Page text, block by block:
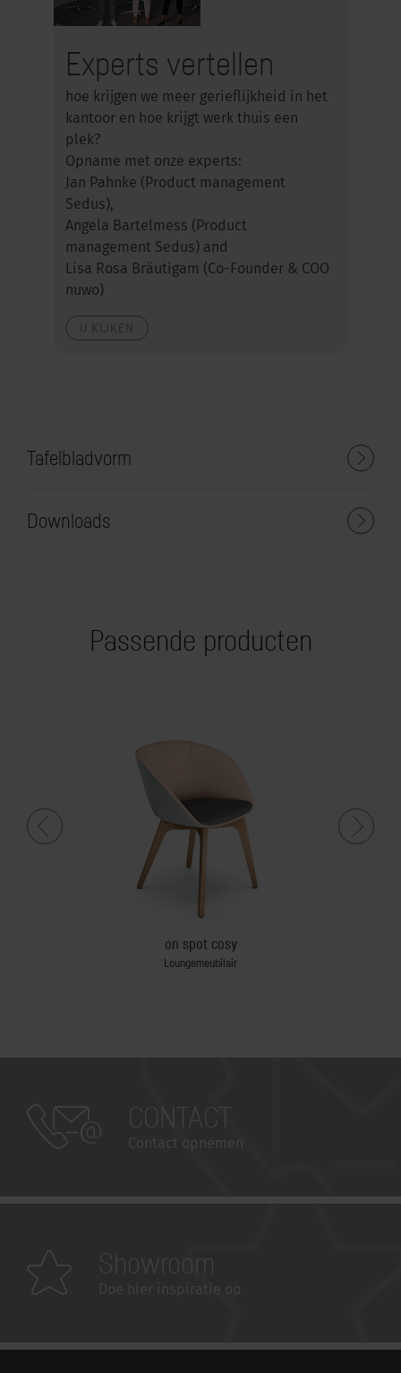
Experts vertellen
hoe krijgen we meer gerieflijkheid in het
kantoor en hoe krijgt werk thuis een
plek?
Opname met onze experts:
Jan Pahnke (Product management
Sedus),
Angela Bartelmess (Product
management Sedus) and
Lisa Rosa Bräutigam (Co-Founder & COO
nuwo)
Tafelbladvorm
Downloads
Passende producten
on spot cosy
Loungemeubilair